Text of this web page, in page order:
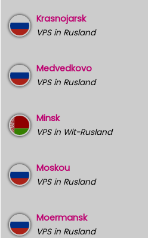
Krasnojarsk
VPS in Rusland
Medvedkovo
VPS in Rusland
Minsk
VPS in Wit-Rusland
Moskou
VPS in Rusland
Moermansk
VPS in Rusland